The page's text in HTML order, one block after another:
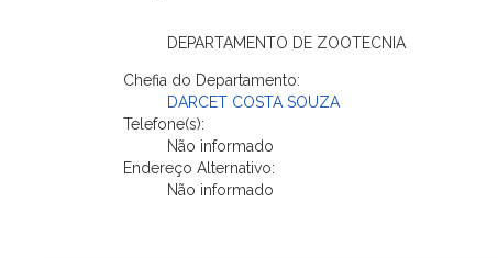
DEPARTAMENTO DE ZOOTECNIA
Chefia do Departamento:
DARCET COSTA SOUZA
Telefone(s):
Não informado
Endereço Alternativo:
Não informado